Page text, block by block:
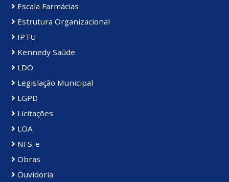
Escala Farmácias
Estrutura Organizacional
IPTU
Kennedy Saúde
LDO
Legislação Municipal
LGPD
Licitações
LOA
NFS-e
Obras
Ouvidoria